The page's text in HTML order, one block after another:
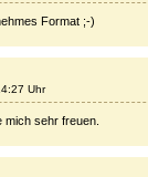
Format ;-)
Uhr
mich sehr freuen.